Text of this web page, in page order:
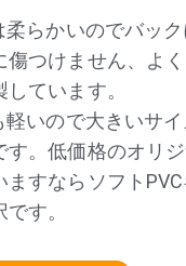
柔らかいのでバッ
傷つけません、よ
ています。
軽いので大きいサ
す。低価格のオリ
ますならソフト
す。